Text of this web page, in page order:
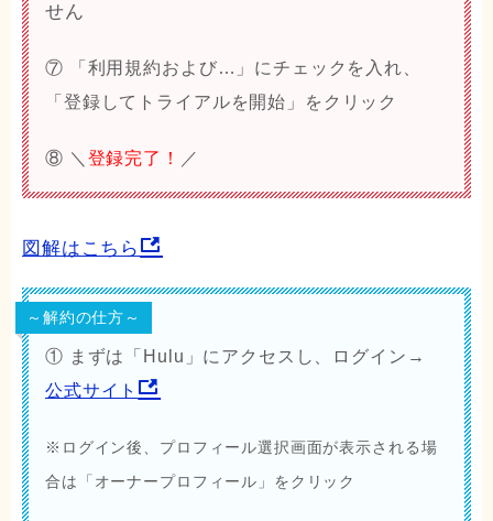
せん
⑦ 「 利用規約および… 」にチェックを入れ、
「 登録してトライアルを開始 」をクリック
⑧ ＼ 登録完了！ ／
図解はこちら
～解約の仕方～
① まずは「Hulu」にアクセスし、ログイン→
公式サイト
※ログイン後、プロフィール選択画面が表示される場
合は「オーナープロフィール」をクリック